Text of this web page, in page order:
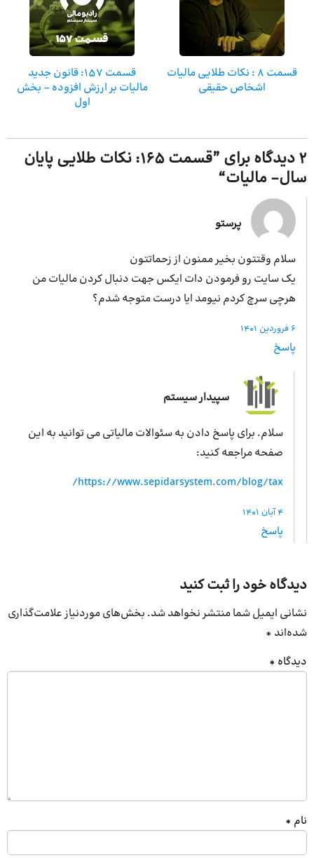
قسمت 8 : نکات طلایی مالیات
اشخاص حقیقی
قسمت ۱۵۷: قانون جدید
مالیات بر ارزش افزوده – بخش
اول
2 دیدگاه برای ”
قسمت 165: نکات طلایی پایان
سال- مالیات“
پرستو
سلام وقتتون بخیر ممنون از زحماتتون
یک سایت رو فرمودن دات ایکس جهت دنبال کردن مالیات من
هرچی سرچ کردم نیومد ایا درست متوجه شدم؟
6 فروردین 1401
پاسخ
سپیدار سیستم
سلام. برای پاسخ دادن به سئوالات مالیاتی می توانید به این
صفحه مراجعه کنید:
https://www.sepidarsystem.com/blog/tax/
4 آبان 1401
پاسخ
دیدگاه خود را ثبت کنید
نشانی ایمیل شما منتشر نخواهد شد. بخش‌های موردنیاز علامت‌گذاری
شده‌اند *
دیدگاه *
نام *